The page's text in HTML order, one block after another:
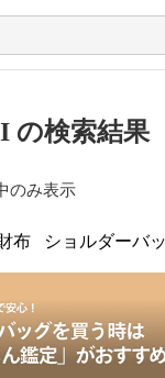
の検索結果
のみ表示
布 ショルダーバ